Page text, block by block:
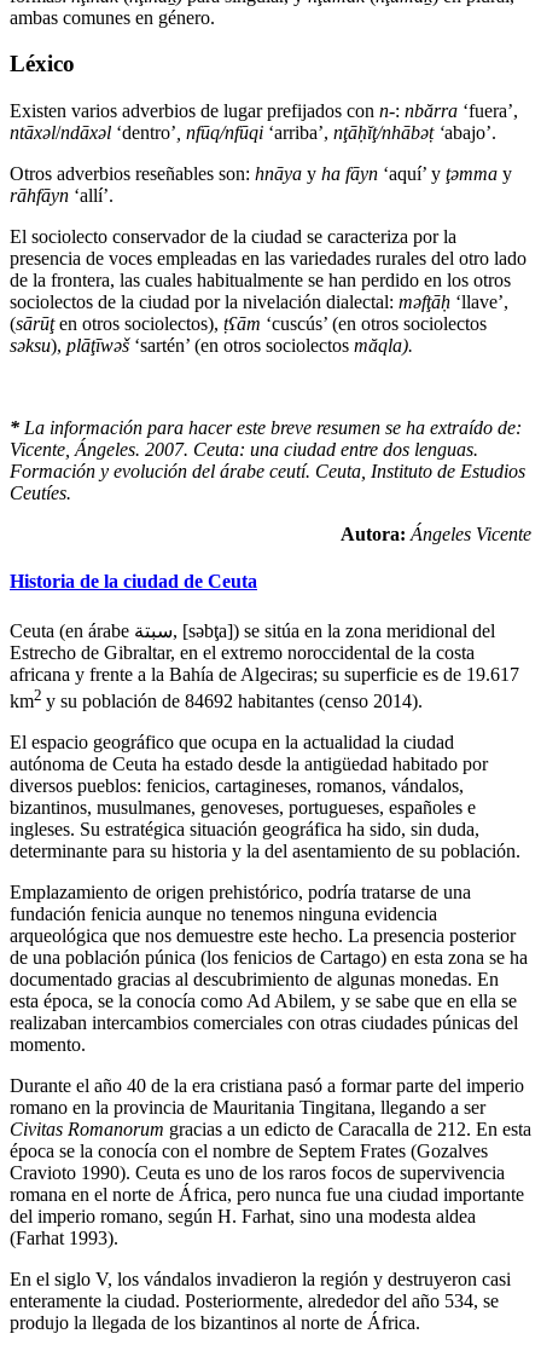
ambas comunes en género.
Léxico
Existen varios adverbios de lugar prefijados con n-: nbărra ‘fuera’,
ntāxəl/ndāxəl ‘dentro’ , nfūq/nfūqi ‘arriba’, nţāḥĭţ/nhābəṭ‘abajo’.
Otros adverbios reseñables son: hnāya y ha fāyn ‘aquí’ y ţəmma y
rāhfāyn ‘allí’.
El sociolecto conservador de la ciudad se caracteriza por la
presencia de voces empleadas en las variedades rurales del otro lado
de la frontera, las cuales habitualmente se han perdido en los otros
sociolectos de la ciudad por la nivelación dialectal: məfţāḥ ‘llave’,
(sārūţen otros sociolectos), ṭʕām ‘cuscús’ (en otros sociolectos
səksu), plāţīwəš ‘sartén’ (en otros sociolectos măqla).
* La información para hacer este breve resumen se ha extraído de:
Vicente, Ángeles. 2007. Ceuta: una ciudad entre dos lenguas.
Formación y evolución del árabe ceutí. Ceuta, Instituto de Estudios
Ceutíes.
Autora: Ángeles Vicente
Historia de la ciudad de Ceuta
Ceuta (en árabe سبتة, [səbţa]) se sitúa en la zona meridional del
Estrecho de Gibraltar, en el extremo noroccidental de la costa
africana y frente a la Bahía de Algeciras; su superficie es de 19.617
km2 y su población de 84692 habitantes (censo 2014).
El espacio geográfico que ocupa en la actualidad la ciudad
autónoma de Ceuta ha estado desde la antigüedad habitado por
diversos pueblos: fenicios, cartagineses, romanos, vándalos,
bizantinos, musulmanes, genoveses, portugueses, españoles e
ingleses. Su estratégica situación geográfica ha sido, sin duda,
determinante para su historia y la del asentamiento de su población.
Emplazamiento de origen prehistórico, podría tratarse de una
fundación fenicia aunque no tenemos ninguna evidencia
arqueológica que nos demuestre este hecho. La presencia posterior
de una población púnica (los fenicios de Cartago) en esta zona se ha
documentado gracias al descubrimiento de algunas monedas. En
esta época, se la conocía como Ad Abilem, y se sabe que en ella se
realizaban intercambios comerciales con otras ciudades púnicas del
momento.
Durante el año 40 de la era cristiana pasó a formar parte del imperio
romano en la provincia de Mauritania Tingitana, llegando a ser
Civitas Romanorum gracias a un edicto de Caracalla de 212. En esta
época se la conocía con el nombre de Septem Frates (Gozalves
Cravioto 1990). Ceuta es uno de los raros focos de supervivencia
romana en el norte de África, pero nunca fue una ciudad importante
del imperio romano, según H. Farhat, sino una modesta aldea
(Farhat 1993).
En el siglo V, los vándalos invadieron la región y destruyeron casi
enteramente la ciudad. Posteriormente, alrededor del año 534, se
produjo la llegada de los bizantinos al norte de África.